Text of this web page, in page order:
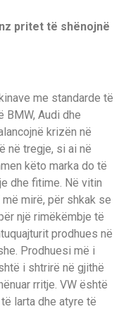
pritet të shënojnë
me standarde të
BMW, Audi dhe
krizën në
në tregje, si ai në
këto marka do të
dhe fitime. Në vitin
mirë, për shkak se
një rimëkëmbje të
prodhues në
Prodhuesi më i
i shtrirë në gjithë
rritje. VW është
larta dhe atyre të